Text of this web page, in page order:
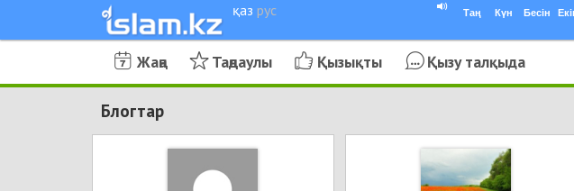
қаз рус Таң Күн Бесін
Жаңа Таңдаулы Қызықты Қызу талқыда
Блогтар